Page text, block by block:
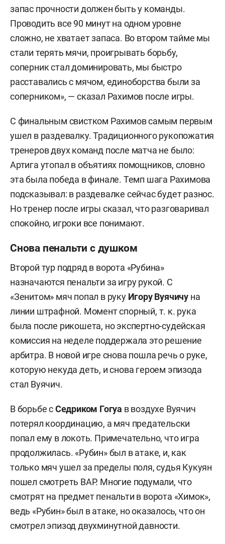
запас прочности должен быть у команды.
Проводить все 90 минут на одном уровне
сложно, не хватает запаса. Во втором тайме мы
стали терять мячи, проигрывать борьбу,
соперник стал доминировать, мы быстро
расставались с мячом, единоборства были за
соперником», — сказал Рахимов после игры.
С финальным свистком Рахимов самым первым
ушел в раздевалку. Традиционного рукопожатия
тренеров двух команд после матча не было:
Артига утопал в объятиях помощников, словно
эта была победа в финале. Темп шага Рахимова
подсказывал: в раздевалке сейчас будет разнос.
Но тренер после игры сказал, что разговаривал
спокойно, игроки все понимают.
Снова пенальти с душком
Второй тур подряд в ворота «Рубина»
назначаются пенальти за игру рукой. С
«Зенитом» мяч попал в руку ИгоруВуячичу на
линии штрафной. Момент спорный, т. к. рука
была после рикошета, но экспертно-судейская
комиссия на неделе поддержала это решение
арбитра. В новой игре снова пошла речь о руке,
которую некуда деть, и снова героем эпизода
стал Вуячич.
В борьбе сСедриком Гогуа в воздухе Вуячич
потерял координацию, а мяч предательски
попал ему в локоть. Примечательно, что игра
продолжилась. «Рубин» был в атаке, и, как
только мяч ушел за пределы поля, судья Кукуян
пошел смотреть ВАР. Многие подумали, что
смотрят на предмет пенальти в ворота «Химок»,
ведь «Рубин» был в атаке, но оказалось, что он
смотрел эпизод двухминутной давности.